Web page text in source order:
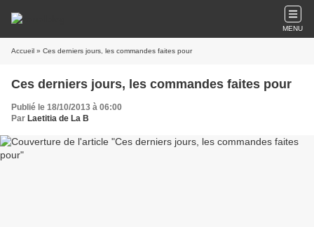
MENU
Accueil » Ces derniers jours, les commandes faites pour
Ces derniers jours, les commandes faites pour
Publié le 18/10/2013 à 06:00
Par Laetitia de La B